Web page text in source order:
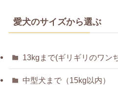
愛犬のサイズから選ぶ
13kgまで(ギリギリのワン
中型犬まで（15kg以内）